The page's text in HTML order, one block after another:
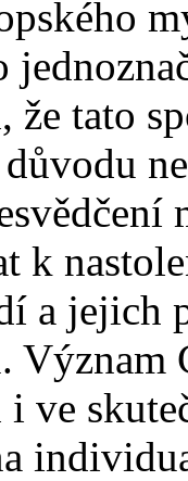
že tato
k
a jejich
ve